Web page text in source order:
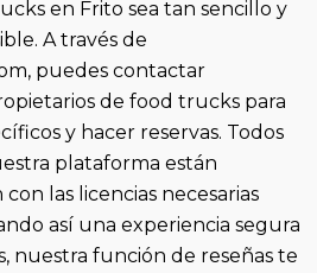
en Frito sea tan sencillo y
A través de
puedes contactar
de food trucks para
y hacer reservas. Todos
plataforma están
las licencias necesarias
así una experiencia segura
nuestra función de reseñas te